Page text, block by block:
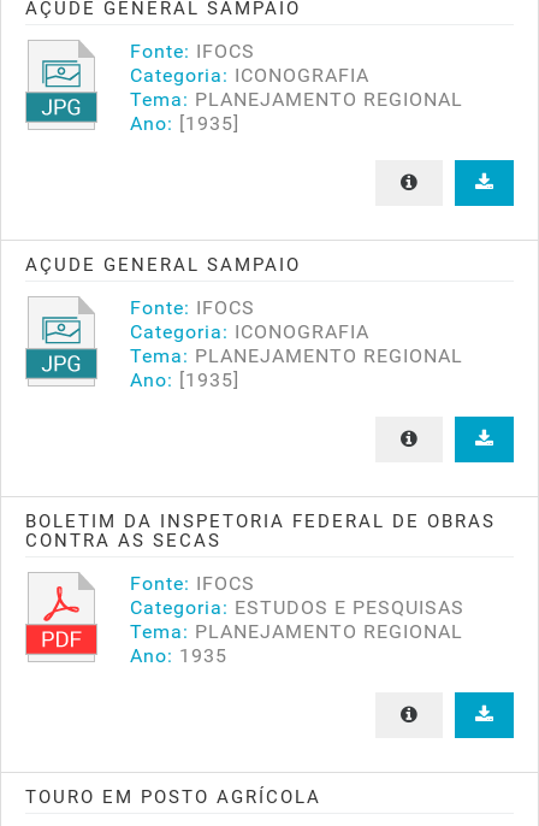
AÇUDE GENERAL SAMPAIO
Fonte: IFOCS
Categoria: ICONOGRAFIA
Tema: PLANEJAMENTO REGIONAL
Ano: [1935]
AÇUDE GENERAL SAMPAIO
Fonte: IFOCS
Categoria: ICONOGRAFIA
Tema: PLANEJAMENTO REGIONAL
Ano: [1935]
BOLETIM DA INSPETORIA FEDERAL DE OBRAS
CONTRA AS SECAS
Fonte: IFOCS
Categoria: ESTUDOS E PESQUISAS
Tema: PLANEJAMENTO REGIONAL
Ano: 1935
TOURO EM POSTO AGRÍCOLA